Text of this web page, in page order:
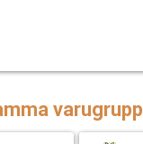
varugrupp